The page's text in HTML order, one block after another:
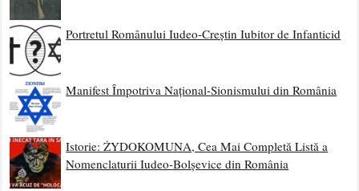
Portretul Românului Iudeo-Creștin Iubitor de Infanticid
Manifest Împotriva Național-Sionismului din România
Istorie: ŻYDOKOMUNA, Cea Mai Completă Listă a
Nomenclaturii Iudeo-Bolșevice din România